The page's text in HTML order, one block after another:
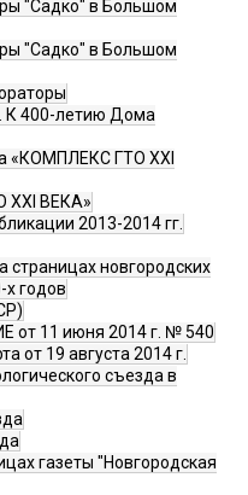
"Садко" в Большом
"Садко" в Большом
К 400-летию Дома
«КОМПЛЕКС ГТО XXI
ВЕКА»
2013-2014 гг.
страницах новгородских
х годов
от 11 июня 2014 г. № 540
от 19 августа 2014 г.
съезда в
газеты "Новгородская